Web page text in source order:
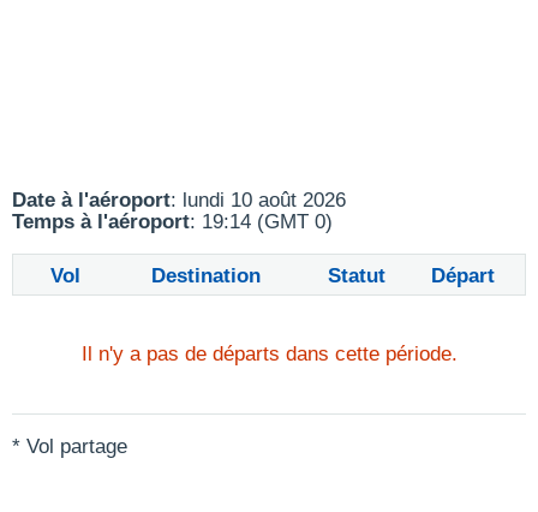
Date à l'aéroport: lundi 10 août 2026
Temps à l'aéroport: 19:14 (GMT 0)
Vol Destination Statut Départ
Il n'y a pas de départs dans cette période.
* Vol partage